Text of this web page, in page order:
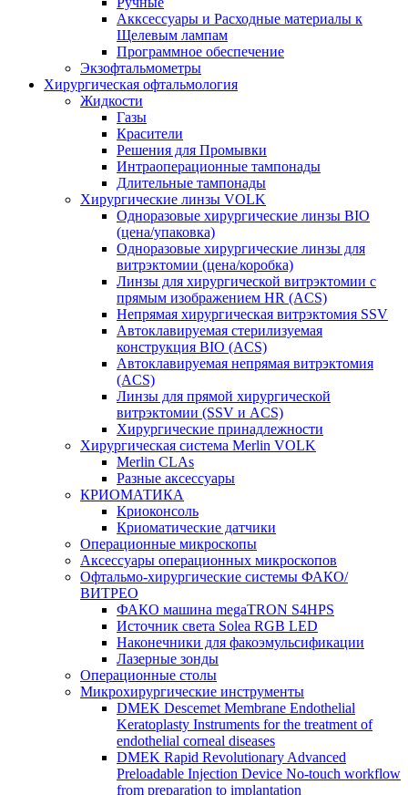
Акксессуары и Расходные материалы к
Щелевым лампам
Программное обеспечение
Экзофтальмометры
Хирургическая офтальмология
Жидкости
Газы
Красители
Решения для Промывки
Интраоперационные тампонады
Длительные тампонады
Хирургические линзы VOLK
Одноразовые хирургические линзы BIO
(цена/упаковка)
Одноразовые хирургические линзы для
витрэктомии (цена/коробка)
Линзы для хирургической витрэктомии с
прямым изображением HR (ACS)
Непрямая хирургическая витрэктомия SSV
Автоклавируемая стерилизуемая
конструкция BIO (ACS)
Автоклавируемая непрямая витрэктомия
(ACS)
Линзы для прямой хирургической
витрэктомии (SSV и ACS)
Хирургические принадлежности
Хирургическая система Merlin VOLK
Merlin CLAs
Разные аксессуары
КРИОМАТИКА
Криоконсоль
Криоматические датчики
Операционные микроскопы
Аксессуары операционных микроскопов
Офтальмо-хирургические системы ФАКО/
ВИТРЕО
ФАКО машина megaTRON S4HPS
Источник света Solea RGB LED
Наконечники для факоэмульсификации
Лазерные зонды
Операционные столы
Микрохирургические инструменты
DMEK Descemet Membrane Endothelial
Keratoplasty Instruments for the treatment of
endothelial corneal diseases
DMEK Rapid Revolutionary Advanced
Preloadable Injection Device No-touch workflow
from preparation to implantation